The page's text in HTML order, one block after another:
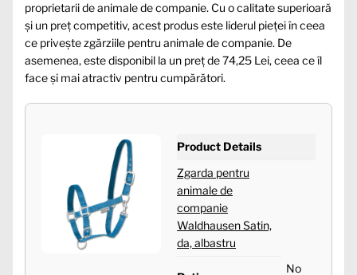
proprietarii de animale de companie. Cu o calitate superioară
și un preț competitiv, acest produs este liderul pieței în ceea
ce privește zgărziile pentru animale de companie. De
asemenea, este disponibil la un preț de 74,25 Lei, ceea ce îl
face și mai atractiv pentru cumpărători.
Product Details
Zgarda pentru
animale de
companie
Waldhausen Satin,
da, albastru
No